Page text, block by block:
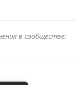
в сообществе: